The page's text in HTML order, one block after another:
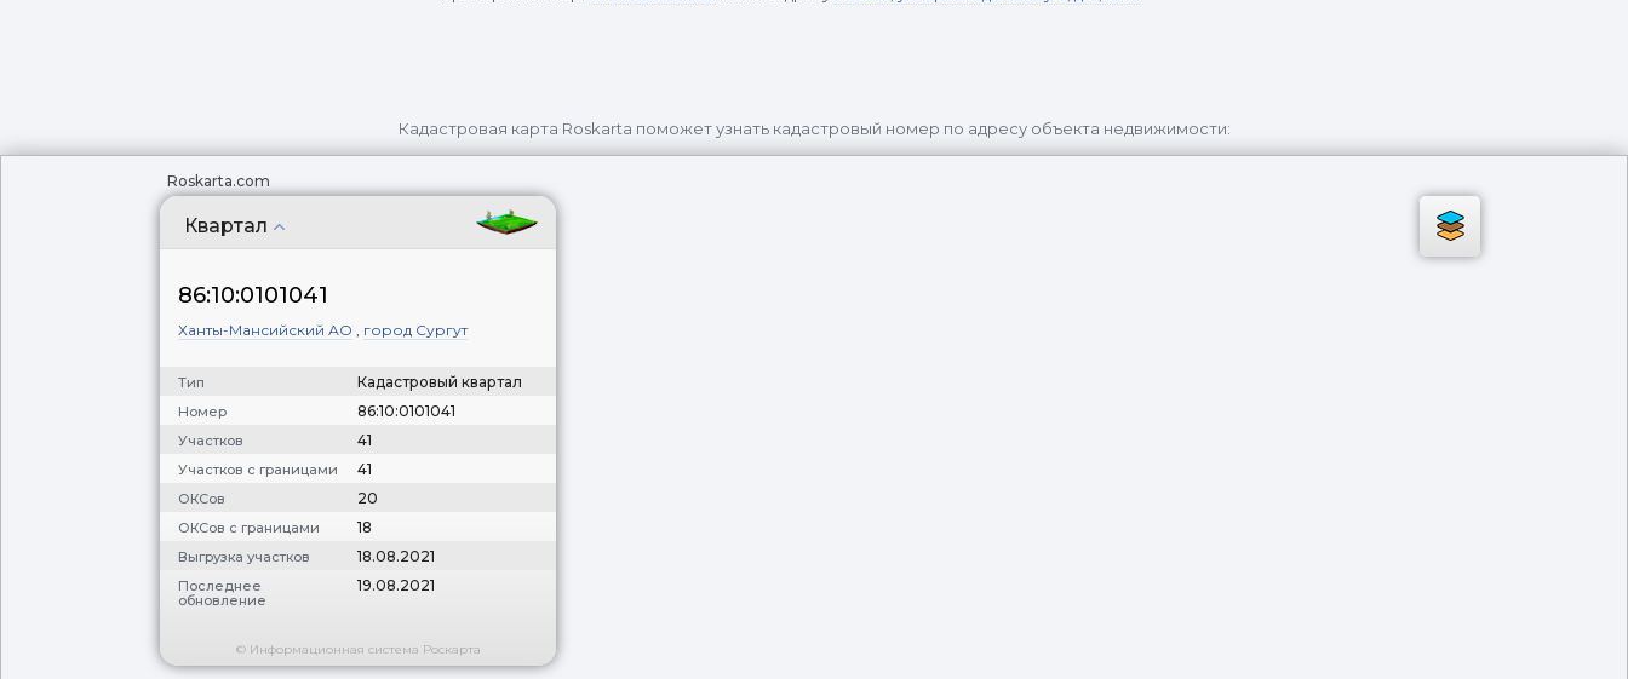
Кадастровая карта Roskarta поможет узнать кадастровый номер по адресу объекта недвижимости:
Roskarta.com
Квартал
86:10:0101041
Ханты-Мансийский АО город Сургут
Тип Кадастровый квартал
Номер 86:10:0101041
Участков 41
Участков с границами 41
ОКСов 20
ОКСов с границами 18
Выгрузка участков 18.08.2021
Последнее
обновление
19.08.2021
© Информационная система Роскарта